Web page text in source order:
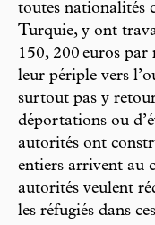
toutes nationalités
Turquie, y ont
150, 200 euros
leur périple vers
surtout pas y
déportations ou
autorités ont
entiers arrivent au
autorités veulent
les réfugiés dans